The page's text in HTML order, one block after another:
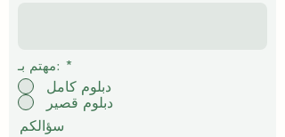
مهتم بـ: *
دبلوم كامل
دبلوم قصير
سؤالكم